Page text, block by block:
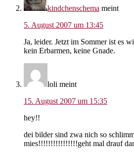
kindchenschema meint
5. August 2007 um 13:45
Ja, leider. Jetzt im Sommer ist es
kein Erbarmen, keine Gnade.
loli meint
15. August 2007 um 15:35
hey!!
dei bilder sind zwa nich so
mies!!!!!!!!!!!!!!!!geht mal drauf